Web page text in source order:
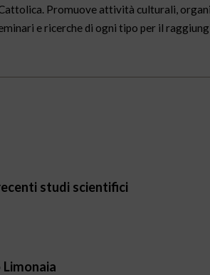
Promuove attività culturali,
e ricerche di ogni tipo per il
studi scientifici